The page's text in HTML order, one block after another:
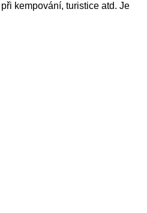
kempování, turistice atd. Je